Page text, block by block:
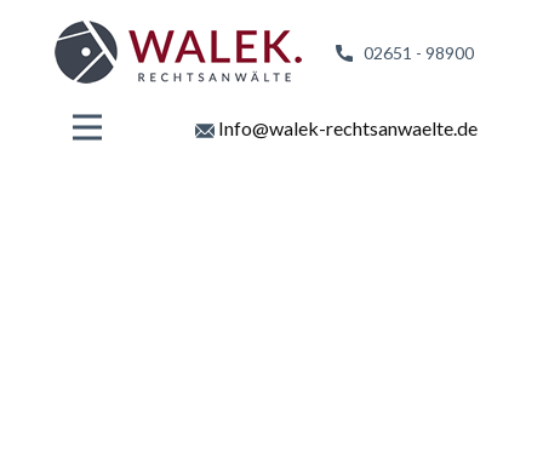
02651 - 98900
Info@walek-rechtsanwaelte.de